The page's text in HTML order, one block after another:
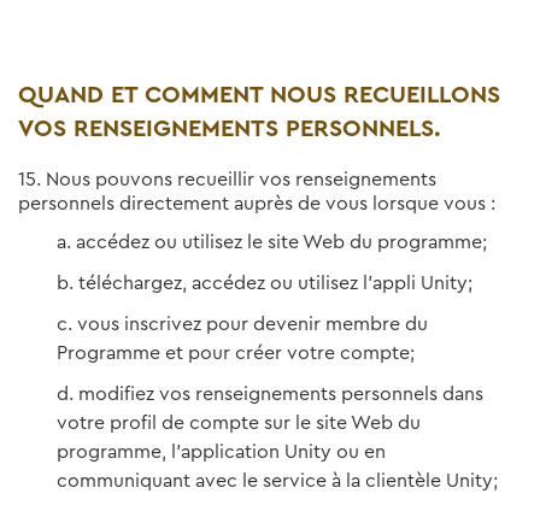
QUAND ET COMMENT NOUS RECUEILLONS
VOS RENSEIGNEMENTS PERSONNELS.
15. Nous pouvons recueillir vos renseignements
personnels directement auprès de vous lorsque vous :
accédez ou utilisez le site Web du programme;
téléchargez, accédez ou utilisez l’appli Unity;
vous inscrivez pour devenir membre du
Programme et pour créer votre compte;
modifiez vos renseignements personnels dans
votre profil de compte sur le site Web du
programme, l’application Unity ou en
communiquant avec le service à la clientèle Unity;